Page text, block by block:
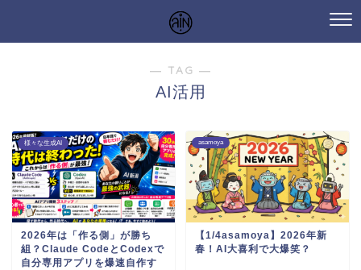
― TAG ―
AI活用
様々な生成AI
2026年は「作る側」が勝ち
組？Claude CodeとCodexで
自分専用アプリを爆速自作す
asamoya
【1/4asamoya】2026年新
春！AI大喜利で大爆笑？